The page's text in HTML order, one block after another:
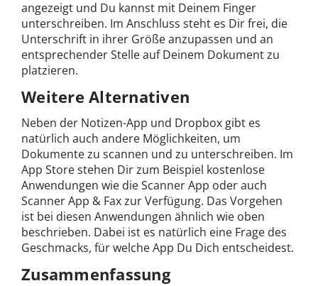
angezeigt und Du kannst mit Deinem Finger
unterschreiben. Im Anschluss steht es Dir frei, die
Unterschrift in ihrer Größe anzupassen und an
entsprechender Stelle auf Deinem Dokument zu
platzieren.
Weitere Alternativen
Neben der Notizen-App und Dropbox gibt es
natürlich auch andere Möglichkeiten, um
Dokumente zu scannen und zu unterschreiben. Im
App Store stehen Dir zum Beispiel kostenlose
Anwendungen wie die Scanner App oder auch
Scanner App & Fax zur Verfügung. Das Vorgehen
ist bei diesen Anwendungen ähnlich wie oben
beschrieben. Dabei ist es natürlich eine Frage des
Geschmacks, für welche App Du Dich entscheidest.
Zusammenfassung